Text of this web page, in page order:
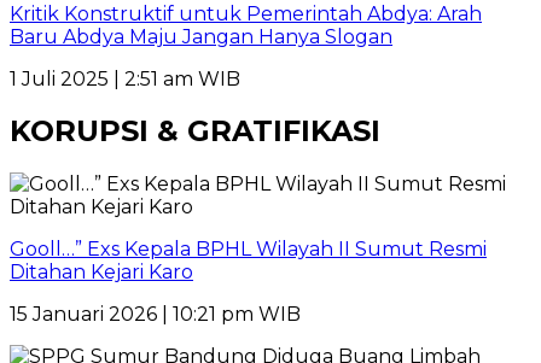
Kritik Konstruktif untuk Pemerintah Abdya: Arah
Baru Abdya Maju Jangan Hanya Slogan
1 Juli 2025 | 2:51 am WIB
KORUPSI & GRATIFIKASI
Gooll…” Exs Kepala BPHL Wilayah II Sumut Resmi
Ditahan Kejari Karo
15 Januari 2026 | 10:21 pm WIB